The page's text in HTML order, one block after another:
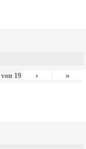
von 19 › »